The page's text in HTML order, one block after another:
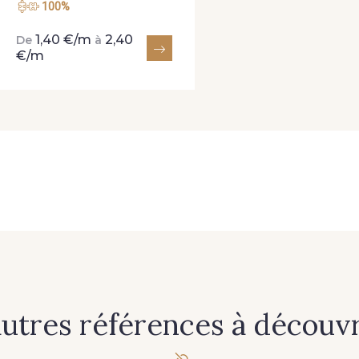
100%
De 1,40 €/m à 2,40
€/m
références à